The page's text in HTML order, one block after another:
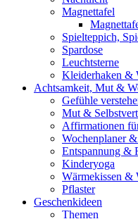
Magnettafel
Spielteppich,
Spardose
Leuchtsterne
Kleiderhaken &
Achtsamkeit, Mut &
Gefühle
Mut &
Affirmationen
Wochenplaner
Entspannung &
Kinderyoga
Wärmekissen &
Pflaster
Geschenkideen
Themen